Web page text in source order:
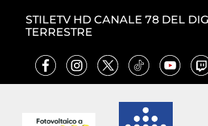
STILETV HD CANALE 78 DEL
TERRESTRE